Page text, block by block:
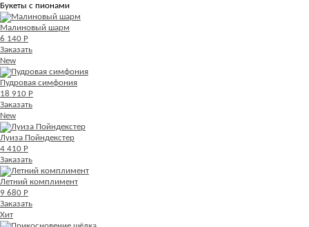
Букеты с пионами
Малиновый шарм
6 140 Р
Заказать
New
Пудровая симфония
18 910 Р
Заказать
New
Луиза Пойндекстер
4 410 Р
Заказать
Летний комплимент
9 680 Р
Заказать
Хит